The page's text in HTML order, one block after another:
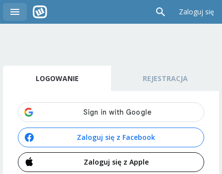
Zaloguj się
LOGOWANIE REJESTRACJA
Zaloguj się z Facebook
Zaloguj się z Apple